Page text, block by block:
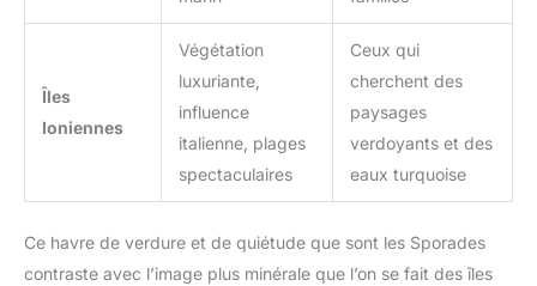
Îles
Ioniennes
Végétation
luxuriante,
influence
italienne, plages
spectaculaires
Ceux qui
cherchent des
paysages
verdoyants et des
eaux turquoise
Ce havre de verdure et de quiétude que sont les Sporades
contraste avec l’image plus minérale que l’on se fait des îles